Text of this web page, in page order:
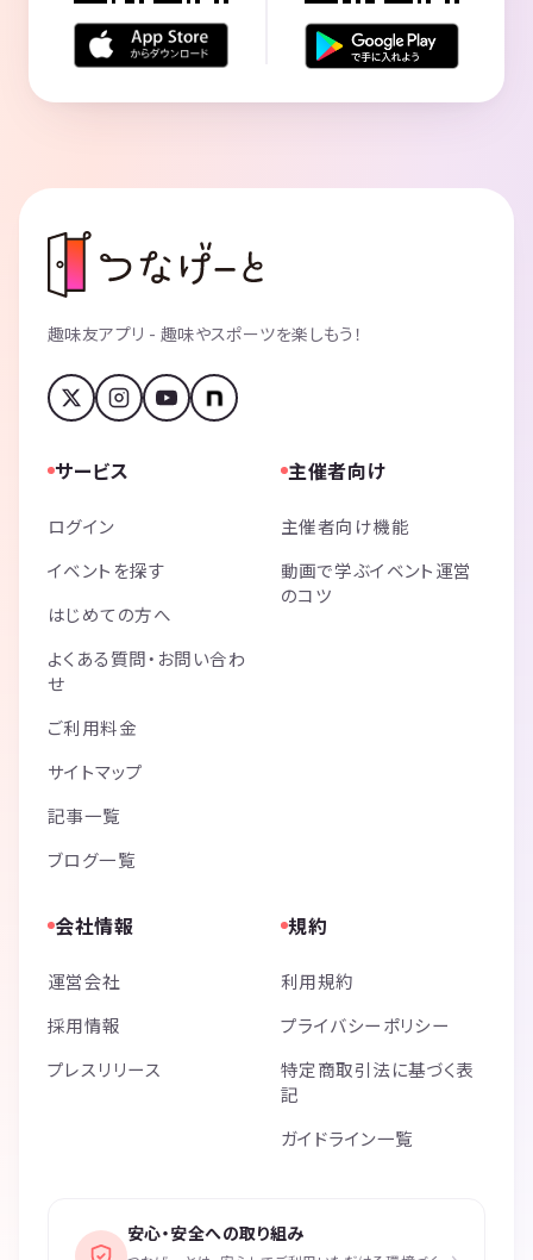
趣味友アプリ - 趣味やスポーツを楽しもう！
サービス
ログイン
イベントを探す
はじめての方へ
よくある質問・お問い合わ
せ
ご利用料金
サイトマップ
記事一覧
ブログ一覧
主催者向け
主催者向け機能
動画で学ぶイベント運営
のコツ
会社情報
運営会社
採用情報
プレスリリース
規約
利用規約
プライバシーポリシー
特定商取引法に基づく表
記
ガイドライン一覧
安心・安全への取り組み